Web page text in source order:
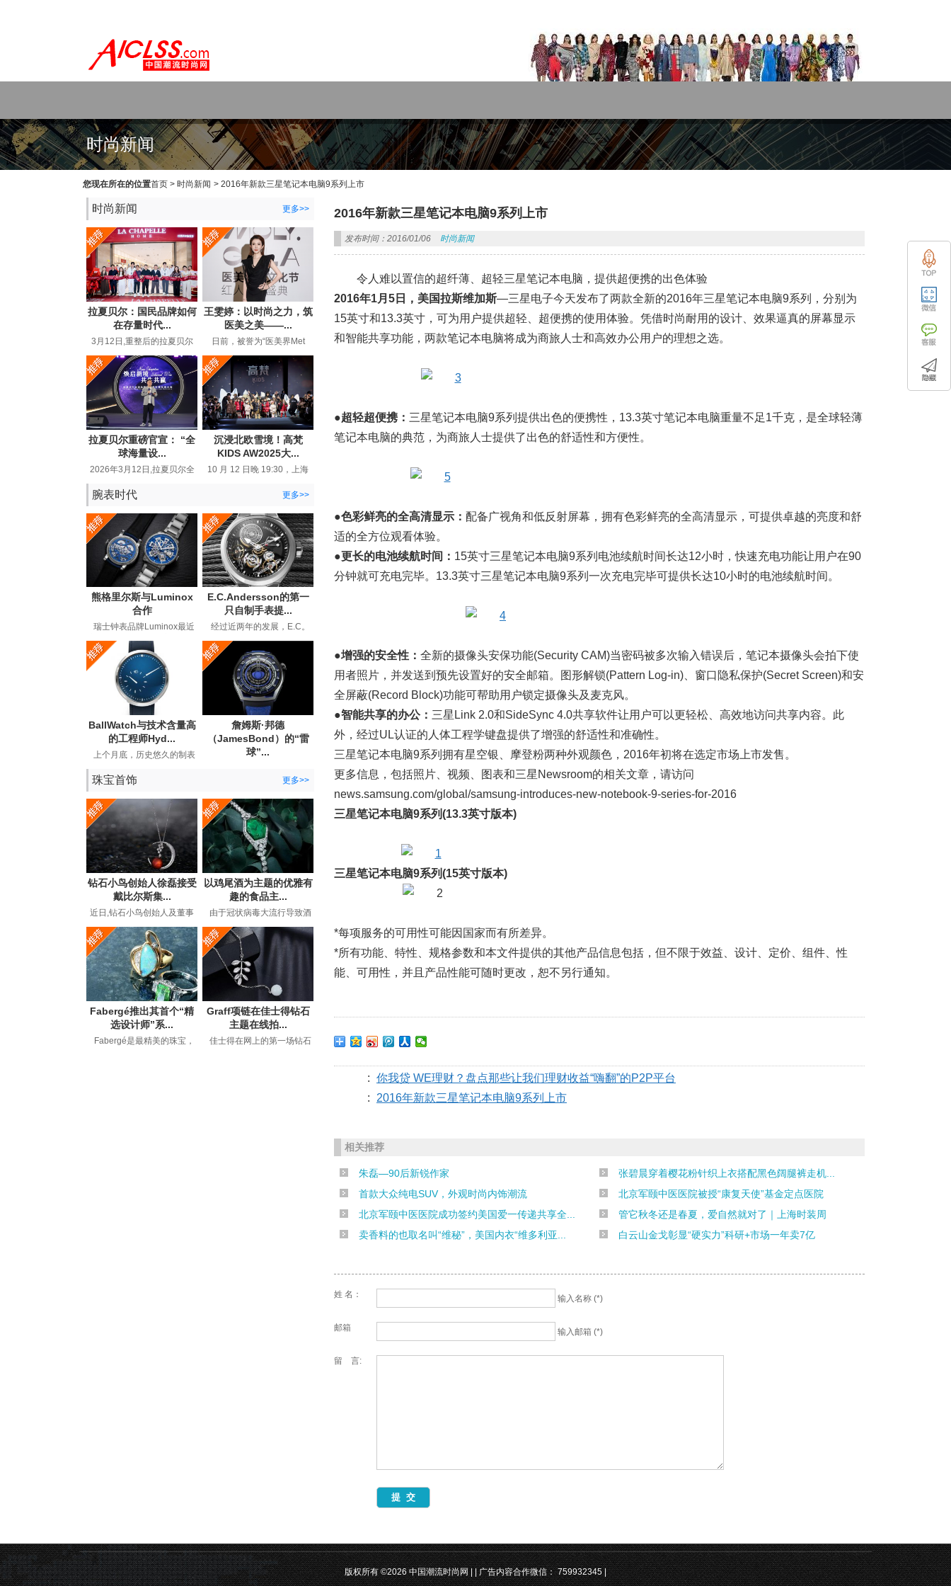
时尚新闻
您现在所在的位置首页 > 时尚新闻 > 2016年新款三星笔记本电脑9系列上市
时尚新闻 更多>>
拉夏贝尔：国民品牌如何
在存量时代...
3月12日,重整后的拉夏贝尔
“线上百亿回归”,重新回到行
业视...
王雯婷：以时尚之力，筑
医美之美——...
日前，被誉为“医美界Met
圆满落幕。这场汇聚全球顶
尖医...
拉夏贝尔重磅官宣： “全
球海量设...
2026年3月12日,拉夏贝尔全
在浙江嘉兴举行。这个28年
国民...
沉浸北欧雪境！高梵
KIDS AW2025大...
10 月 12 日晚 19:30，上海
热烈所笼罩。以 “北欧精灵 ...
腕表时代 更多>>
熊格里尔斯与Luminox
合作
瑞士钟表品牌Luminox最近
作关系，并推出了他...
E.C.Andersson的第一
只自制手表提...
经过近两年的发展，E.C。
期待已久的手工手表。...
BallWatch与技术含量高
的工程师Hyd...
上个月底，历史悠久的制表
史中的专用工具表而...
詹姆斯·邦德
（JamesBond）的“雷
球”...
（JamesBond）在长期的电
珠宝首饰 更多>>
钻石小鸟创始人徐磊接受
戴比尔斯集...
近日,钻石小鸟创始人及董事
专访,讲述了在后疫情时代下
如...
以鸡尾酒为主题的优雅有
趣的食品主...
由于冠状病毒大流行导致酒
有了全新的含义。过...
Fabergé推出其首个“精
选设计师”系...
Fabergé是最精美的珠宝，
Graff项链在佳士得钻石
主题在线拍...
佳士得在网上的第一场钻石
2016年新款三星笔记本电脑9系列上市
发布时间：2016/01/06 时尚新闻
令人难以置信的超纤薄、超轻三星笔记本电脑，提供超便携的出色体验
2016年1月5日，美国拉斯维加斯—三星电子今天发布了两款全新的2016年三星笔记本电脑9系列，分别为
15英寸和13.3英寸，可为用户提供超轻、超便携的使用体验。凭借时尚耐用的设计、效果逼真的屏幕显示
和智能共享功能，两款笔记本电脑将成为商旅人士和高效办公用户的理想之选。
●超轻超便携： 三星笔记本电脑9系列提供出色的便携性，13.3英寸笔记本电脑重量不足1千克，是全球轻薄
笔记本电脑的典范，为商旅人士提供了出色的舒适性和方便性。
●色彩鲜亮的全高清显示： 配备广视角和低反射屏幕，拥有色彩鲜亮的全高清显示，可提供卓越的亮度和舒
适的全方位观看体验。
●更长的电池续航时间： 15英寸三星笔记本电脑9系列电池续航时间长达12小时，快速充电功能让用户在90
分钟就可充电完毕。13.3英寸三星笔记本电脑9系列一次充电完毕可提供长达10小时的电池续航时间。
●增强的安全性： 全新的摄像头安保功能(Security CAM)当密码被多次输入错误后，笔记本摄像头会拍下使
用者照片，并发送到预先设置好的安全邮箱。图形解锁(Pattern Log-in)、窗口隐私保护(Secret Screen)和安
全屏蔽(Record Block)功能可帮助用户锁定摄像头及麦克风。
●智能共享的办公： 三星Link 2.0和SideSync 4.0共享软件让用户可以更轻松、高效地访问共享内容。此
外，经过UL认证的人体工程学键盘提供了增强的舒适性和准确性。
三星笔记本电脑9系列拥有星空银、摩登粉两种外观颜色，2016年初将在选定市场上市发售。
更多信息，包括照片、视频、图表和三星Newsroom的相关文章，请访问
news.samsung.com/global/samsung-introduces-new-notebook-9-series-for-2016
三星笔记本电脑9系列(13.3英寸版本)
三星笔记本电脑9系列(15英寸版本)
*每项服务的可用性可能因国家而有所差异。
*所有功能、特性、规格参数和本文件提供的其他产品信息包括，但不限于效益、设计、定价、组件、性
能、可用性，并且产品性能可随时更改，恕不另行通知。
: 你我贷 WE理财？盘点那些让我们理财收益“嗨翻”的P2P平台
:
2016年新款三星笔记本电脑9系列上市
相关推荐
朱磊—90后新锐作家
张碧晨穿着樱花粉针织上衣搭配黑色阔腿裤走机...
首款大众纯电SUV，外观时尚内饰潮流
北京军颐中医医院被授“康复天使”基金定点医院
北京军颐中医医院成功签约美国爱一传递共享全...
管它秋冬还是春夏，爱自然就对了｜上海时装周
卖香料的也取名叫“维秘”，美国内衣“维多利亚...
白云山金戈彰显“硬实力”科研+市场一年卖7亿
姓 名： 输入名称 (*)
邮箱 输入邮箱 (*)
留 言:
版权所有 ©2026 中国潮流时尚网 || 广告内容合作微信：759932345|